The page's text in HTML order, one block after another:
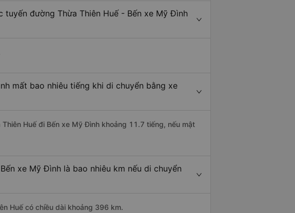
tuyến đường Thừa Thiên Huế - Bến xe Mỹ Đình
mất bao nhiêu tiếng khi di chuyển bằng xe
Huế đi Bến xe Mỹ Đình khoảng 11.7 tiếng, nếu mật
xe Mỹ Đình là bao nhiêu km nếu di chuyển
Huế có chiều dài khoảng 396 km.